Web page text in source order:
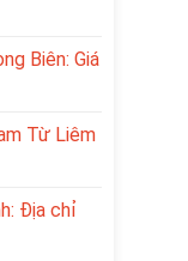
Biên: Giá
Từ Liêm
Địa chỉ